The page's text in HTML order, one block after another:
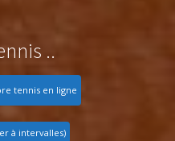
..
tennis en ligne
à intervalles)